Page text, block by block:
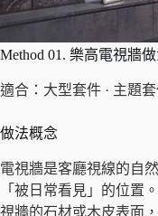
Method 01. 樂高電視牆
適合：大型套件 · 主題
做法概念
電視牆是客廳視線的自
「被日常看見」的位置
視牆的石材或木皮表面